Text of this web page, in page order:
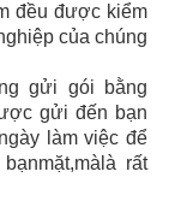
đều được kiểm
của chúng
gửi gói bằng
gửi đến bạn
làm việc để
mặt,mà là rất